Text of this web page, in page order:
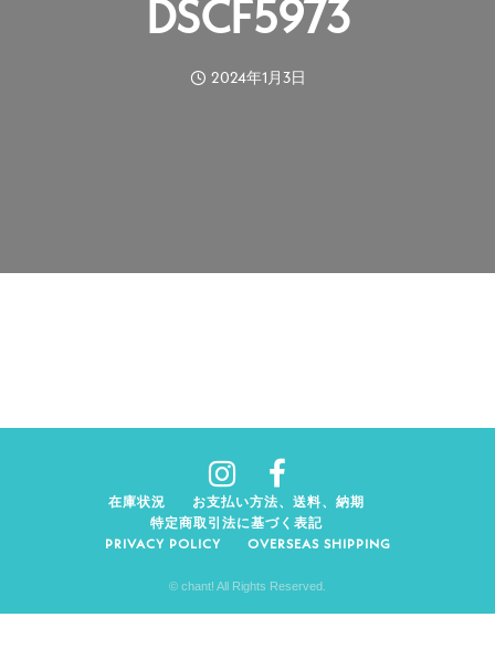
DSCF5973
2024年1月3日
在庫状況
お支払い方法、送料、納期
特定商取引法に基づく表記
PRIVACY POLICY
OVERSEAS SHIPPING
© chant! All Rights Reserved.